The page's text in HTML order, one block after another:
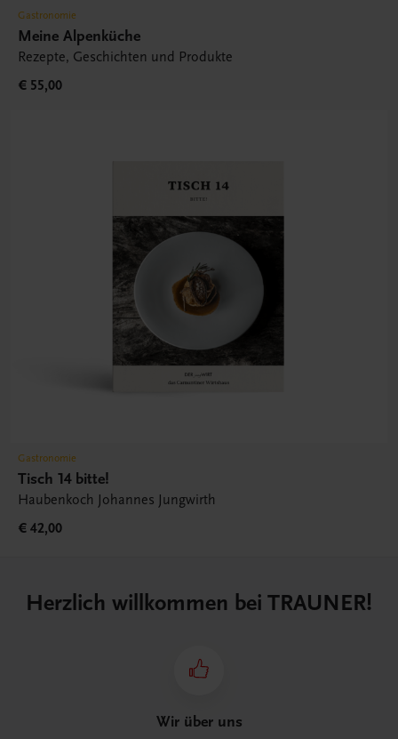
Gastronomie
Meine Alpenküche
Rezepte, Geschichten und Produkte
€ 55,00
Gastronomie
Tisch 14 bitte!
Haubenkoch Johannes Jungwirth
€ 42,00
Herzlich willkommen bei TRAUNER!
Wir über uns